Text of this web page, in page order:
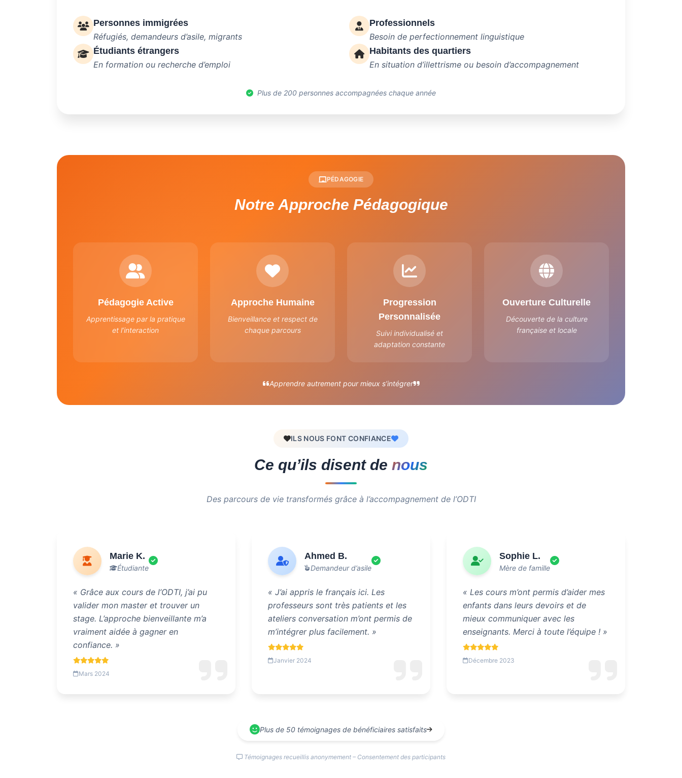
Personnes immigrées
Réfugiés, demandeurs d’asile, migrants
Étudiants étrangers
En formation ou recherche d’emploi
Professionnels
Besoin de perfectionnement linguistique
Habitants des quartiers
En situation d’illettrisme ou besoin d’accompagnement
Plus de 200 personnes accompagnées chaque année
PÉDAGOGIE
Notre Approche Pédagogique
Pédagogie Active
Apprentissage par la pratique
et l’interaction
Approche Humaine
Bienveillance et respect de
chaque parcours
Progression
Personnalisée
Suivi individualisé et
adaptation constante
Ouverture Culturelle
Découverte de la culture
française et locale
Apprendre autrement pour mieux s’intégrer
ILS NOUS FONT CONFIANCE
Ce qu’ils disent de nous
Des parcours de vie transformés grâce à l’accompagnement de l’ODTI
Marie K.
Étudiante
« Grâce aux cours de l’ODTI, j’ai pu
valider mon master et trouver un
stage. L’approche bienveillante m’a
vraiment aidée à gagner en
confiance. »
Mars 2024
Ahmed B.
Demandeur d’asile
« J’ai appris le français ici. Les
professeurs sont très patients et les
ateliers conversation m’ont permis de
m’intégrer plus facilement. »
Janvier 2024
Sophie L.
Mère de famille
« Les cours m’ont permis d’aider mes
enfants dans leurs devoirs et de
mieux communiquer avec les
enseignants. Merci à toute l’équipe ! »
Décembre 2023
Plus de 50 témoignages de bénéficiaires satisfaits
Témoignages recueillis anonymement – Consentement des participants